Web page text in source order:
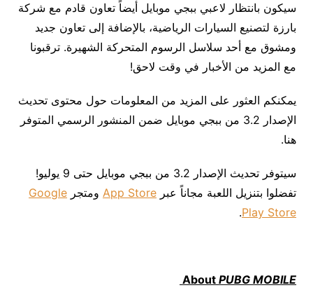
سيكون بانتظار لاعبي ببجي موبايل أيضاً تعاون قادم مع شركة
بارزة لتصنيع السيارات الرياضية، بالإضافة إلى تعاون جديد
ومشوق مع أحد سلاسل الرسوم المتحركة الشهيرة. ترقبونا
مع المزيد من الأخبار في وقت لاحق!
يمكنكم العثور على المزيد من المعلومات حول محتوى تحديث
الإصدار 3.2 من ببجي موبايل ضمن المنشور الرسمي المتوفر
هنا.
سيتوفر تحديث الإصدار 3.2 من ببجي موبايل حتى 9 يوليو!
تفضلوا بتنزيل اللعبة مجاناً عبر App Storeومتجر Google
Play Store
.
AboutPUBG MOBILE